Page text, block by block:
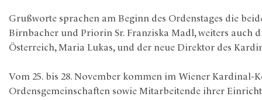
Grußworte sprachen am Beginn des Ordenstages die
Birnbacher und Priorin Sr. Franziska Madl, weiters auch
Österreich, Maria Lukas, und der neue Direktor des
Vom 25. bis 28. November kommen im Wiener
Ordensgemeinschaften sowie Mitarbeitende ihrer